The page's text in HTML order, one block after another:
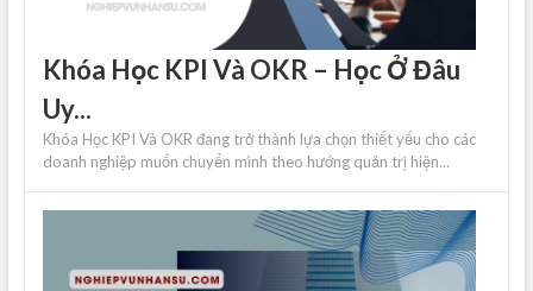
Khóa Học KPI Và OKR – Học Ở Đâu
Uy...
Khóa Học KPI Và OKR đang trở thành lựa chọn thiết yếu cho các
doanh nghiệp muốn chuyển mình theo hướng quản trị hiện...